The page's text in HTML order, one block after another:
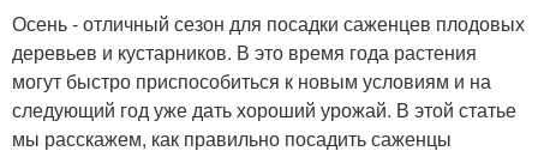
Осень - отличный сезон для посадки саженцев плодовых
деревьев и кустарников. В это время года растения
могут быстро приспособиться к новым условиям и на
следующий год уже дать хороший урожай. В этой статье
мы расскажем, как правильно посадить саженцы